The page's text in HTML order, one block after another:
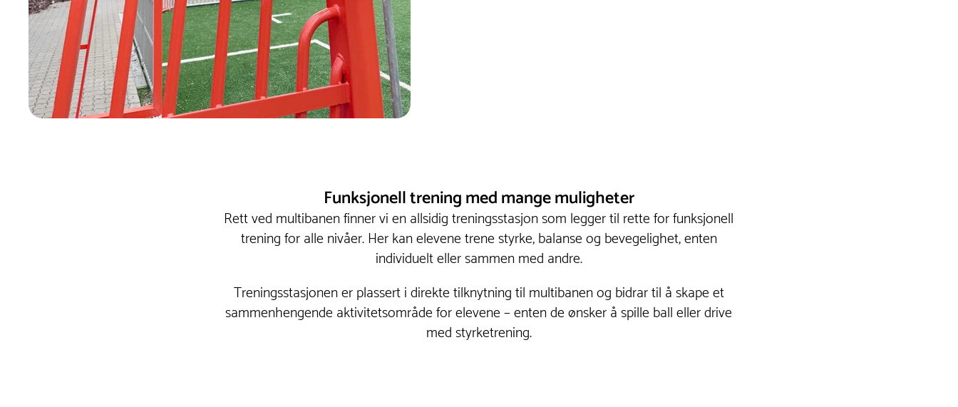
Funksjonell trening med mange muligheter
Rett ved multibanen finner vi en allsidig treningsstasjon som legger til rette for funksjonell
trening for alle nivåer. Her kan elevene trene styrke, balanse og bevegelighet, enten
individuelt eller sammen med andre.
Treningsstasjonen er plassert i direkte tilknytning til multibanen og bidrar til å skape et
sammenhengende aktivitetsområde for elevene – enten de ønsker å spille ball eller drive
med styrketrening.